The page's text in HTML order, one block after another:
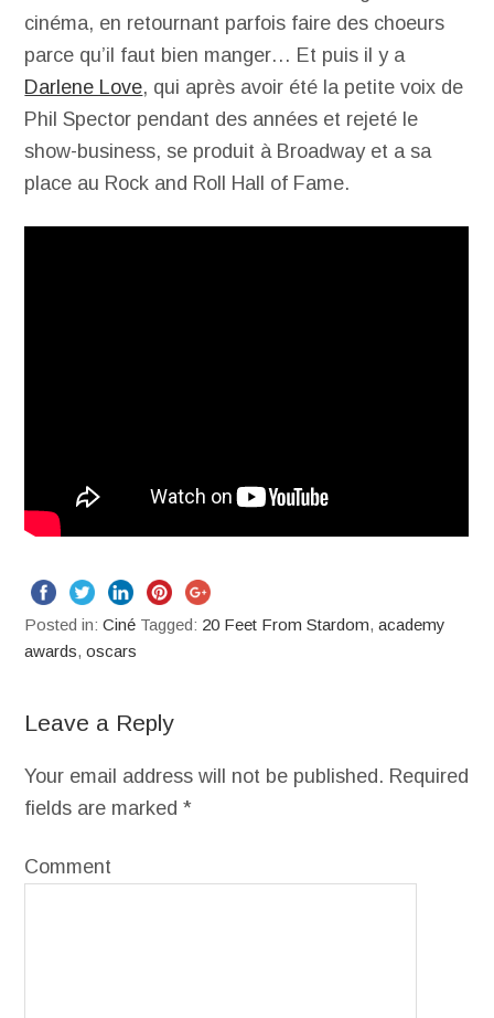
cinéma, en retournant parfois faire des choeurs
parce qu’il faut bien manger… Et puis il y a
Darlene Love, qui après avoir été la petite voix de
Phil Spector pendant des années et rejeté le
show-business, se produit à Broadway et a sa
place au Rock and Roll Hall of Fame.
Posted in:Ciné Tagged: 20 Feet From Stardom,academy
awards,oscars
Leave a Reply
Your email address will not be published. Required
fields are marked*
Comment